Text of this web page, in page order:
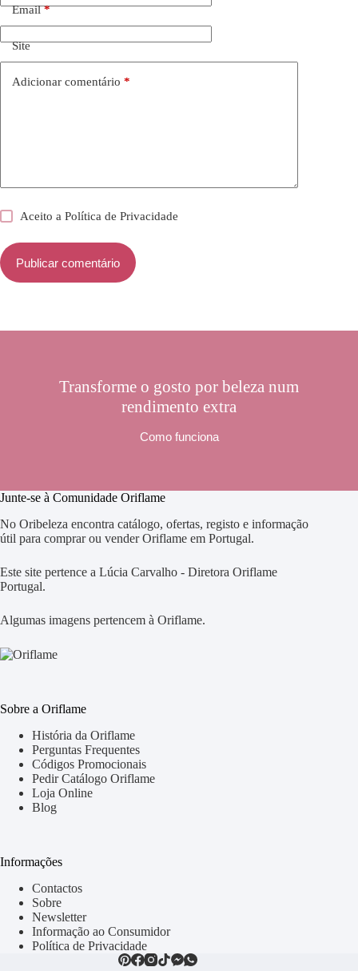
Email*
Site
Adicionar comentário *
Aceito aPolítica de Privacidade
Publicar comentário
Transforme o gosto por beleza num
rendimento extra
Como funciona
Junte-se à Comunidade Oriflame
No Oribeleza encontra catálogo, ofertas, registo e informação
útil para comprar ou vender Oriflame em Portugal.
Este site pertence a Lúcia Carvalho - Diretora Oriflame
Portugal.
Algumas imagens pertencem à Oriflame.
Sobre a Oriflame
História da Oriflame
Perguntas Frequentes
Códigos Promocionais
Pedir Catálogo Oriflame
Loja Online
Blog
Informações
Contactos
Sobre
Newsletter
Informação ao Consumidor
Política de Privacidade